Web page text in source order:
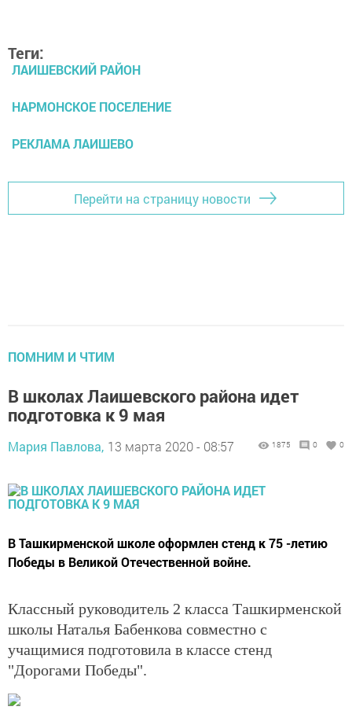
Теги:
ЛАИШЕВСКИЙ РАЙОН
НАРМОНСКОЕ ПОСЕЛЕНИЕ
РЕКЛАМА ЛАИШЕВО
Перейти на страницу новости
ПОМНИМ И ЧТИМ
В школах Лаишевского района идет
подготовка к 9 мая
Мария Павлова, 13 марта 2020 - 08:57 1875 0 0
В Ташкирменской школе оформлен стенд к 75 -летию
Победы в Великой Отечественной войне.
Классный руководитель 2 класса Ташкирменской
школы Наталья Бабенкова совместно с
учащимися подготовила в классе стенд
"Дорогами Победы".